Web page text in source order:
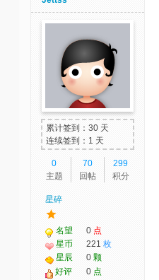
累计签到：30 天
连续签到：1 天
0
主题
70
回帖
299
积分
星碎
名望 0 点
星币
221 枚
星辰
0 颗
好评
0 点